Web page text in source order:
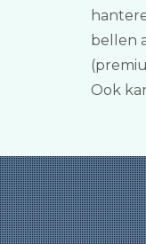
bellen
Ook